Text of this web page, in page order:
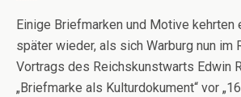
Einige Briefmarken und Motive kehrten
später wieder, als sich Warburg nun im
Vortrags des Reichskunstwarts Edwin
„Briefmarke als Kulturdokument“ vor